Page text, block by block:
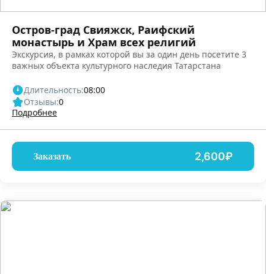
Остров-град Свияжск, Раифский
монастырь и Храм всех религий
Экскурсия, в рамках которой вы за один день посетите 3
важных объекта культурного наследия Татарстана
Длительность:08:00
Отзывы:0
Подробнее
Заказать 2,600₽